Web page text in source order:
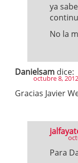
ya
No la
Danielsam dice:
octubre 8,
Gracias Javier
Para